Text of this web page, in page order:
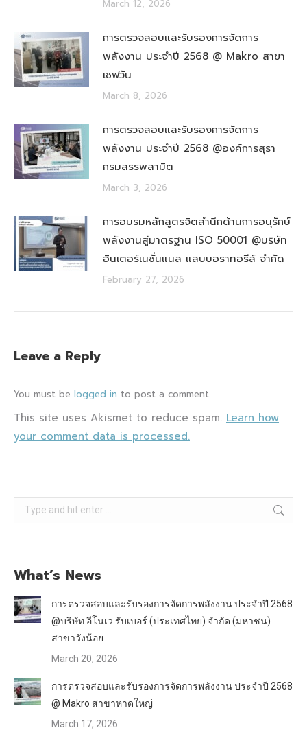
March 12, 2026
การตรวจสอบและรับรองการจัดการ
พลังงาน ประจำปี 2568 @ Makro สาขา
เซฟวัน
March 8, 2026
การตรวจสอบและรับรองการจัดการ
พลังงาน ประจำปี 2568 @องค์การสุรา
กรมสรรพสามิต
March 3, 2026
การอบรมหลักสูตรจิตสำนึกด้านการอนุรักษ์
พลังงานสู่มาตรฐาน ISO 50001 @บริษัท
อินเตอร์เนชั่นแนล แลบบอราทอรีส์ จำกัด
February 27, 2026
Leave a Reply
You must be logged in to post a comment.
This site uses Akismet to reduce spam. Learn how
your comment data is processed.
Search:
What’s News
การตรวจสอบและรับรองการจัดการพลังงาน ประจำปี 2568
@บริษัท อีโนเว รับเบอร์ (ประเทศไทย) จำกัด (มหาชน)
สาขาวังน้อย
March 20, 2026
การตรวจสอบและรับรองการจัดการพลังงาน ประจำปี 2568
@ Makro สาขาหาดใหญ่
March 17, 2026